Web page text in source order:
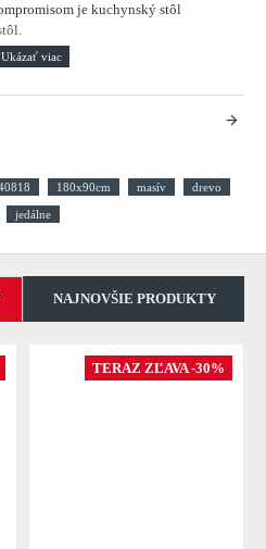
je kuchynský stôl
180x90cm masív drevo
jedálne
NAJNOVŠIE PRODUKTY
TERAZ ZĽAVA -30%